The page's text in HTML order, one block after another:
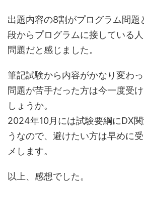
出題内容の8割がプログラム問題
段からプログラムに接している
問題だと感じました。
筆記試験から内容がかなり変わ
問題が苦手だった方は今一度受
しょうか。
2024年10月には試験要綱にDX
うなので、避けたい方は早めに
メします。
以上、感想でした。